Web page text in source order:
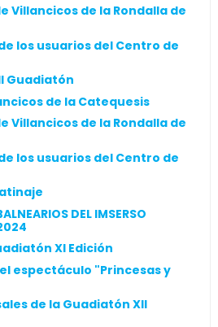
Villancicos de la Rondalla de
los usuarios del Centro de
Guadiatón
de la Catequesis
Villancicos de la Rondalla de
los usuarios del Centro de
DEL IMSERSO
XI Edición
espectáculo "Princesas y
de la Guadiatón XII